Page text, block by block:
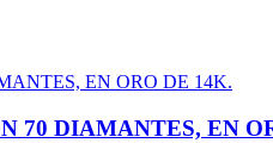
70 DIAMANTES, EN